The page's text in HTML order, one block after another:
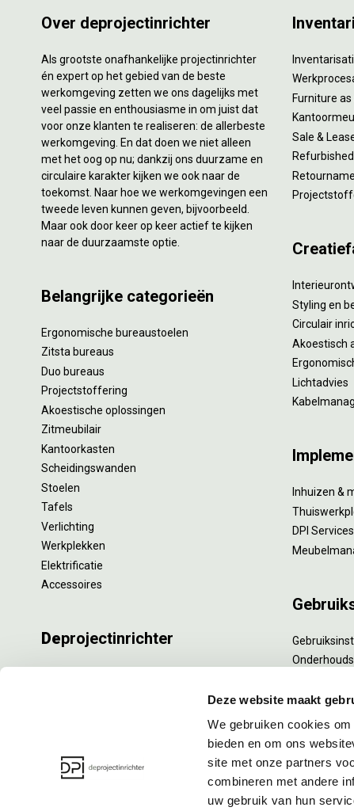
Deze website maakt
We gebruiken cookies
bieden en om ons
site met onze partners
combineren met andere
uw gebruik van hun
Over deprojectinrichter
Als grootste onafhankelijke projectinrichter
én expert op het gebied van de beste
werkomgeving zetten we ons dagelijks met
veel passie en enthousiasme in om juist dat
voor onze klanten te realiseren: de allerbeste
werkomgeving. En dat doen we niet alleen
met het oog op nu; dankzij ons duurzame en
circulaire karakter kijken we ook naar de
toekomst. Naar hoe we werkomgevingen een
tweede leven kunnen geven, bijvoorbeeld.
Maar ook door keer op keer actief te kijken
naar de duurzaamste optie.
Belangrijke categorieën
Ergonomische bureaustoelen
Zitsta bureaus
Duo bureaus
Projectstoffering
Akoestische oplossingen
Zitmeubilair
Kantoorkasten
Scheidingswanden
Stoelen
Tafels
Verlichting
Werkplekken
Elektrificatie
Accessoires
Deprojectinrichter
Furniture
Sale &
Styling en
Circulair
Akoestisch
Lichtadvies
Inhuizen &
DPI Services
Interne